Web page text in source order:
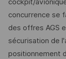
cockpit/
concurrence se
des offres AGS
sécurisation de
positionnement